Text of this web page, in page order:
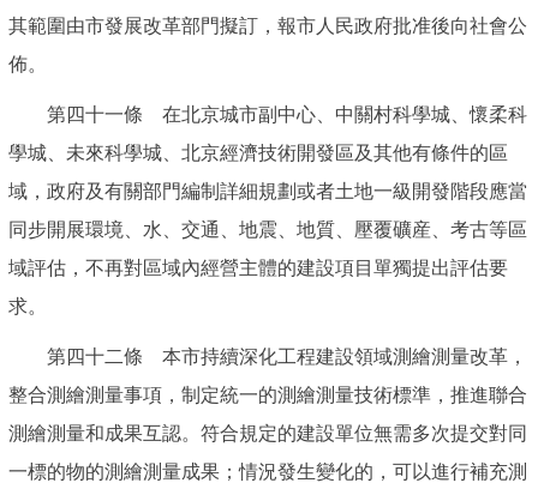
其範圍由市發展改革部門擬訂，報市人民政府批准後向社會公
佈。
第四十一條 在北京城市副中心、中關村科學城、懷柔科
學城、未來科學城、北京經濟技術開發區及其他有條件的區
域，政府及有關部門編制詳細規劃或者土地一級開發階段應當
同步開展環境、水、交通、地震、地質、壓覆礦産、考古等區
域評估，不再對區域內經營主體的建設項目單獨提出評估要
求。
第四十二條 本市持續深化工程建設領域測繪測量改革，
整合測繪測量事項，制定統一的測繪測量技術標準，推進聯合
測繪測量和成果互認。符合規定的建設單位無需多次提交對同
一標的物的測繪測量成果；情況發生變化的，可以進行補充測